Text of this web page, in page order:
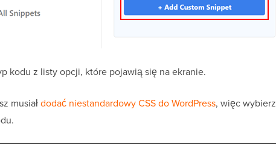
kodu z listy opcji, które pojawią się na ekranie.
musiałdodać niestandardowy CSS do WordPress, więc wybierz